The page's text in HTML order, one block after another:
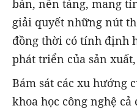
bản, nền tảng, mang
giải quyết những nút
đồng thời có tính định
phát triển của sản
Bám sát các xu hướng
khoa học công nghệ